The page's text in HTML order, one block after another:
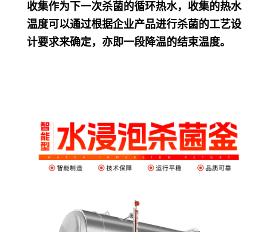
收集作为下一次杀菌的循环热水，收集的热水
温度可以通过根据企业产品进行杀菌的工艺设
计要求来确定，亦即一段降温的结束温度。